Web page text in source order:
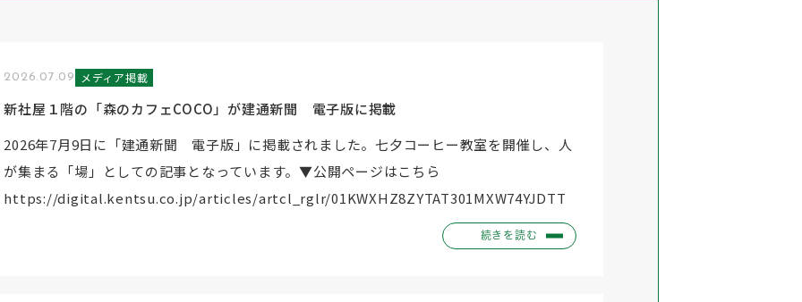
2026.07.09 メディア掲載
新社屋１階の「森のカフェCOCO」が建通新聞 電子版に掲載
2026年7月9日に「建通新聞 電子版」に掲載されました。七夕コーヒー教室を開催し、人
が集まる「場」としての記事となっています。▼公開ページはこちら
https://digital.kentsu.co.jp/articles/artcl_rglr/01KWXHZ8ZYTAT301MXW74YJDTT
続きを読む